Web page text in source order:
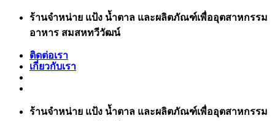
ข้าม
เนื้อหา
ร้านจำหน่าย แป้ง น้ำตาล และผลิตภัณฑ์เพื่ออุตสาหกรรม
อาหาร สมสหทวีวัฒน์
ติดต่อเรา
เกี่ยวกับเรา
ร้านจำหน่าย แป้ง น้ำตาล และผลิตภัณฑ์เพื่ออุตสาหกรรม